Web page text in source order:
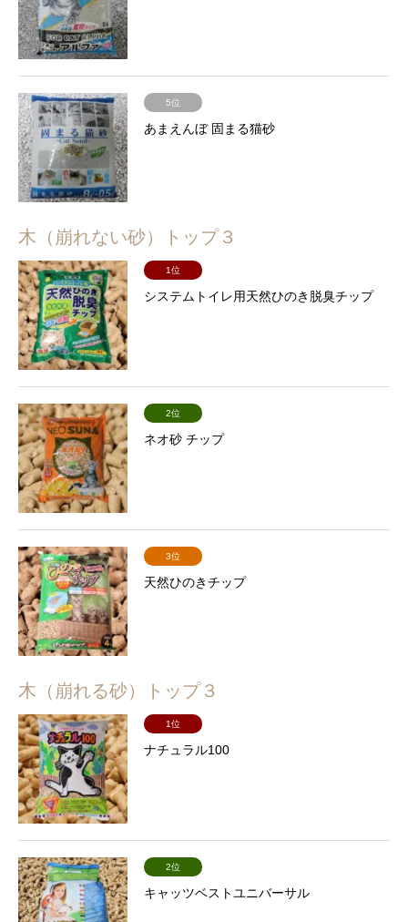
5位
あまえんぼ 固まる猫砂
木（崩れない砂）トップ３
1位
システムトイレ用天然ひのき脱臭チップ
2位
ネオ砂 チップ
3位
天然ひのきチップ
木（崩れる砂）トップ３
1位
ナチュラル100
2位
キャッツベストユニバーサル